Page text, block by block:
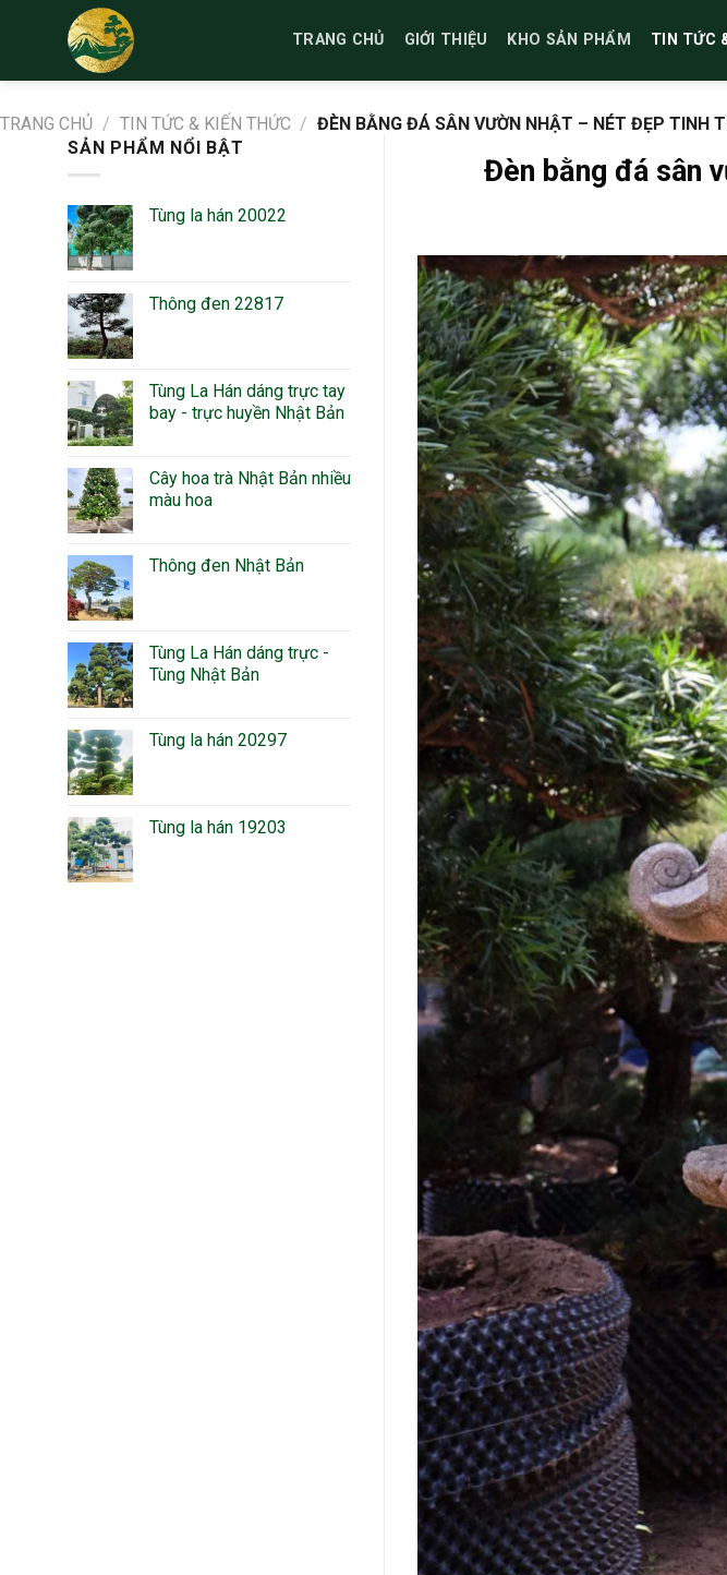
TRANG CHỦ GIỚI THIỆU KHO SẢN PHẨM TIN TỨC
TRANG CHỦ / TIN TỨC & KIẾN THỨC / ĐÈN BẰNG ĐÁ SÂN VƯỜN NHẬT – NÉT ĐẸP TINH
SẢN PHẨM NỔI BẬT
Tùng la hán 20022
Thông đen 22817
Tùng La Hán dáng trực tay
bay - trực huyền Nhật Bản
Cây hoa trà Nhật Bản nhiều
màu hoa
Thông đen Nhật Bản
Tùng La Hán dáng trực -
Tùng Nhật Bản
Tùng la hán 20297
Tùng la hán 19203
Đèn bằng đá sân